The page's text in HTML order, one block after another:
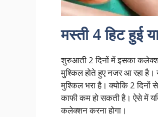
मस्ती 4 हिट हुई
शुरुआती 2 दिनों में इसका
मुश्किल होते हुए नजर आ रहा
मुश्किल भरा है। क्योकि 2
काफी कम हो सकती है। ऐसे में
कलेक्शन करना होगा।